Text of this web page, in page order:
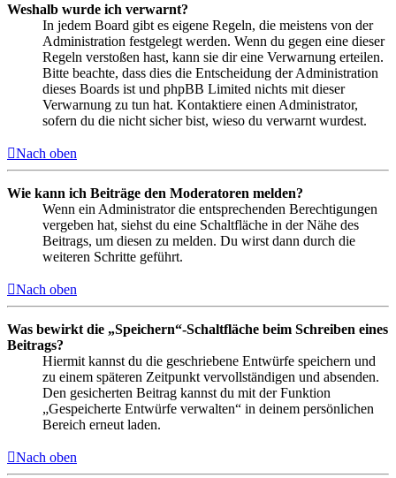
Weshalb wurde ich verwarnt?
In jedem Board gibt es eigene Regeln, die meistens von der
Administration festgelegt werden. Wenn du gegen eine dieser
Regeln verstoßen hast, kann sie dir eine Verwarnung erteilen.
Bitte beachte, dass dies die Entscheidung der Administration
dieses Boards ist und phpBB Limited nichts mit dieser
Verwarnung zu tun hat. Kontaktiere einen Administrator,
sofern du die nicht sicher bist, wieso du verwarnt wurdest.
Nach oben
Wie kann ich Beiträge den Moderatoren melden?
Wenn ein Administrator die entsprechenden Berechtigungen
vergeben hat, siehst du eine Schaltfläche in der Nähe des
Beitrags, um diesen zu melden. Du wirst dann durch die
weiteren Schritte geführt.
Nach oben
Was bewirkt die „Speichern“-Schaltfläche beim Schreiben eines
Beitrags?
Hiermit kannst du die geschriebene Entwürfe speichern und
zu einem späteren Zeitpunkt vervollständigen und absenden.
Den gesicherten Beitrag kannst du mit der Funktion
„Gespeicherte Entwürfe verwalten“ in deinem persönlichen
Bereich erneut laden.
Nach oben